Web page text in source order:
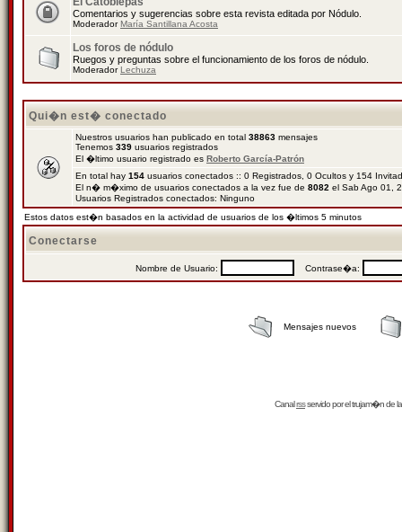
Comentarios y sugerencias sobre esta revista editada por Nódulo.
ModeradorMaría Santillana Acosta
Los foros de nódulo
Ruegos y preguntas sobre el funcionamiento de los foros de nódulo.
ModeradorLechuza
Qui�n est� conectado
Nuestros usuarios han publicado en total 38863 mensajes
Tenemos 339 usuarios registrados
El �ltimo usuario registrado es Roberto García-Patrón
En total hay 154 usuarios conectados :: 0 Registrados, 0 Ocultos y 154
El n� m�ximo de usuarios conectados a la vez fue de 8082 el Sab Ago 01,
Usuarios Registrados conectados: Ninguno
Estos datos est�n basados en la actividad de usuarios de los �ltimos 5 minutos
Conectarse
Nombre de Usuario: Contrase�a:
Mensajes nuevos
Canalrssservido por eltrujam�nde